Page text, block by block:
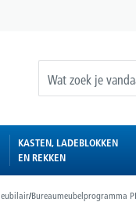
KASTEN, LADEBLOKKEN
EN REKKEN
/Bureaumeubelprogramma